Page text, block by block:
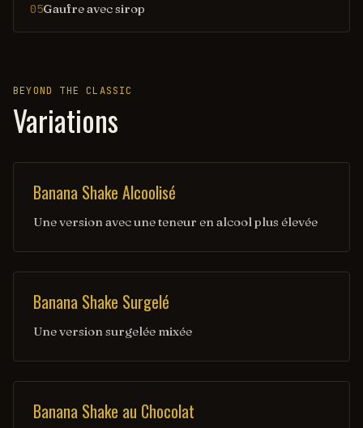
05Gaufre avec sirop
BEYOND THE CLASSIC
Variations
Banana Shake Alcoolisé
Une version avec une teneur en alcool plus élevée
Banana Shake Surgelé
Une version surgelée mixée
Banana Shake au Chocolat